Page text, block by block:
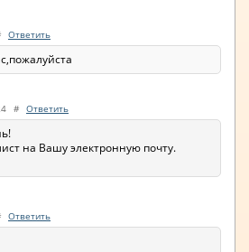
Ответить
# Ответить
на Вашу электронную почту.
Ответить